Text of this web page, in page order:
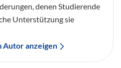
denen Studierende
Unterstützung sie
Autor anzeigen